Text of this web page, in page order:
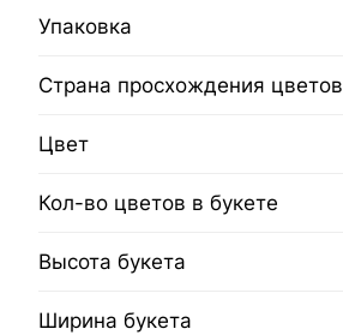
Упаковка
Страна просхождения цветов
Цвет
Кол-во цветов в букете
Высота букета
Ширина букета